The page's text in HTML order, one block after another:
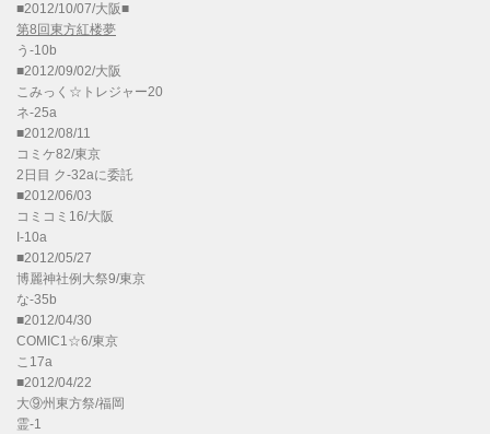
■2012/10/07/大阪■
第8回東方紅楼夢
う-10b
■2012/09/02/大阪
こみっく☆トレジャー20
ネ-25a
■2012/08/11
コミケ82/東京
2日目 ク-32aに委託
■2012/06/03
コミコミ16/大阪
I-10a
■2012/05/27
博麗神社例大祭9/東京
な-35b
■2012/04/30
COMIC1☆6/東京
こ17a
■2012/04/22
大⑨州東方祭/福岡
霊-1